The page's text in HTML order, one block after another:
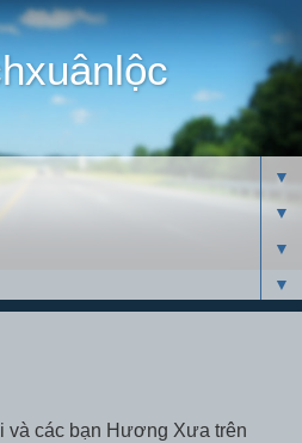
▼
▼
▼
▼
và các bạn Hương Xưa trên